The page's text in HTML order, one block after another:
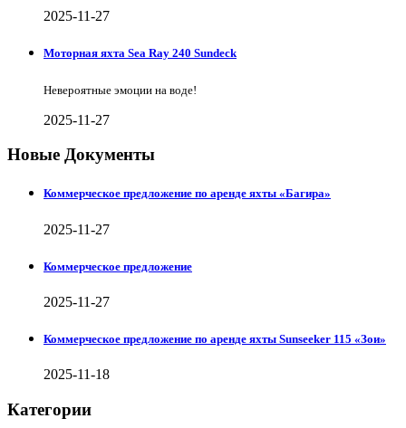
2025-11-27
Моторная яхта Sea Ray 240 Sundeck
Невероятные эмоции на воде!
2025-11-27
Новые Документы
Коммерческое предложение по аренде яхты «Багира»
2025-11-27
Коммерческое предложение
2025-11-27
Коммерческое предложение по аренде яхты Sunseeker 115 «Зои»
2025-11-18
Категории